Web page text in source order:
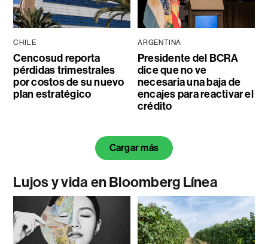
CHILE
Cencosud reporta
pérdidas trimestrales
por costos de su nuevo
plan estratégico
ARGENTINA
Presidente del BCRA
dice que no ve
necesaria una baja de
encajes para reactivar el
crédito
Cargar más
Lujos y vida en Bloomberg Línea